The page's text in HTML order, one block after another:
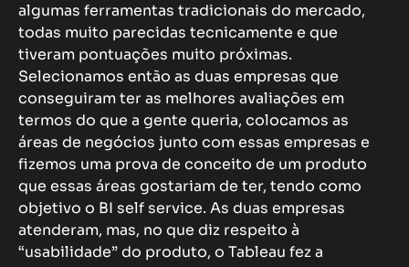
algumas ferramentas tradicionais do mercado,
todas muito parecidas tecnicamente e que
tiveram pontuações muito próximas.
Selecionamos então as duas empresas que
conseguiram ter as melhores avaliações em
termos do que a gente queria, colocamos as
áreas de negócios junto com essas empresas e
fizemos uma prova de conceito de um produto
que essas áreas gostariam de ter, tendo como
objetivo o BI self service. As duas empresas
atenderam, mas, no que diz respeito à
“usabilidade” do produto, o Tableau fez a